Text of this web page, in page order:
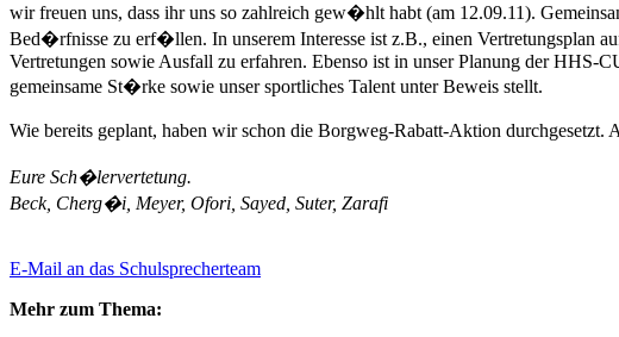
wir freuen uns, dass ihr uns so zahlreich gew�hlt habt (am 12.09.11).
Bed�rfnisse zu erf�llen. In unserem Interesse ist z.B., einen Vertretungsplan
Vertretungen sowie Ausfall zu erfahren. Ebenso ist in unser Planung der HHS-
gemeinsame St�rke sowie unser sportliches Talent unter Beweis stellt.
Wie bereits geplant, haben wir schon die Borgweg-Rabatt-Aktion durchgesetzt.
Eure Sch�lervertetung.
Beck, Cherg�i, Meyer, Ofori, Sayed, Suter, Zarafi
E-Mail an das Schulsprecherteam
Mehr zum Thema: